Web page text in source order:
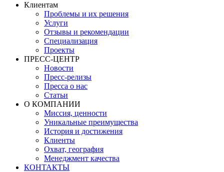
Клиентам
Проблемы и их решения
Услуги
Отзывы и рекомендации
Специализация
Проекты
ПРЕСС-ЦЕНТР
Новости
Пресс-релизы
Пресса о нас
Статьи
О КОМПАНИИ
Миссия, ценности
Уникальные преимущества
История и достижения
Клиенты
Охват, география
Менеджмент качества
КОНТАКТЫ